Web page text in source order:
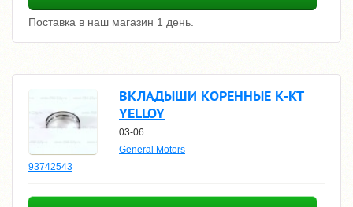
Поставка в наш магазин 1 день.
ВКЛАДЫШИ КОРЕННЫЕ К-КТ
YELLOY
03-06
General Motors
93742543